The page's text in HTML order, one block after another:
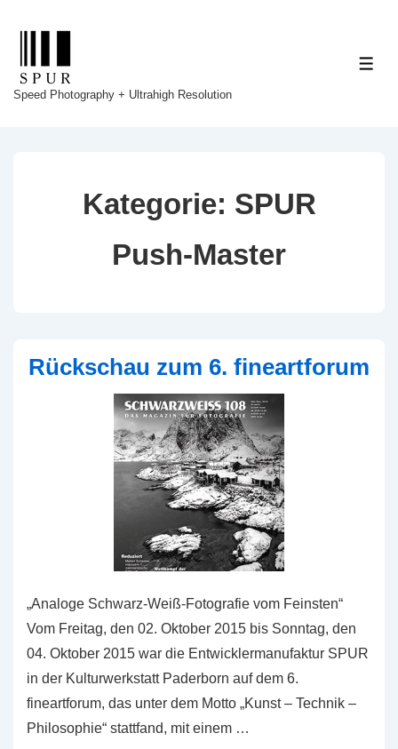
Zum
Speed Photography + Ultrahigh Resolution
Kategorie: SPUR
Push-Master
Rückschau zum 6. fineartforum
„Analoge Schwarz-Weiß-Fotografie vom Feinsten“
Vom Freitag, den 02. Oktober 2015 bis Sonntag, den
04. Oktober 2015 war die Entwicklermanufaktur SPUR
in der Kulturwerkstatt Paderborn auf dem 6.
fineartforum, das unter dem Motto „Kunst – Technik –
Philosophie“ stattfand, mit einem …